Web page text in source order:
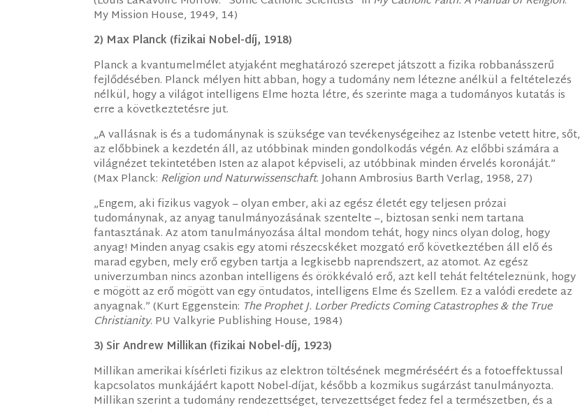
My Mission House, 1949, 14)
2) Max Planck (fizikai Nobel-díj, 1918)
Planck a kvantumelmélet atyjaként meghatározó szerepet játszott a fizika robbanásszerű
fejlődésében. Planck mélyen hitt abban, hogy a tudomány nem létezne anélkül a feltételezés
nélkül, hogy a világot intelligens Elme hozta létre, és szerinte maga a tudományos kutatás is
erre a következtetésre jut.
„A vallásnak is és a tudománynak is szüksége van tevékenységeihez az Istenbe vetett hitre, sőt,
az előbbinek a kezdetén áll, az utóbbinak minden gondolkodás végén. Az előbbi számára a
világnézet tekintetében Isten az alapot képviseli, az utóbbinak minden érvelés koronáját.”
(Max Planck: Religion und Naturwissenschaft. Johann Ambrosius Barth Verlag, 1958, 27)
„Engem, aki fizikus vagyok – olyan ember, aki az egész életét egy teljesen prózai
tudománynak, az anyag tanulmányozásának szentelte –, biztosan senki nem tartana
fantasztának. Az atom tanulmányozása által mondom tehát, hogy nincs olyan dolog, hogy
anyag! Minden anyag csakis egy atomi részecskéket mozgató erő következtében áll elő és
marad egyben, mely erő egyben tartja a legkisebb naprendszert, az atomot. Az egész
univerzumban nincs azonban intelligens és örökkévaló erő, azt kell tehát feltételeznünk, hogy
e mögött az erő mögött van egy öntudatos, intelligens Elme és Szellem. Ez a valódi eredete az
anyagnak.” (Kurt Eggenstein: The Prophet J. Lorber Predicts Coming Catastrophes & the True
Christianity. PU Valkyrie Publishing House, 1984)
3) Sir Andrew Millikan (fizikai Nobel-díj, 1923)
Millikan amerikai kísérleti fizikus az elektron töltésének megméréséért és a fotoeffektussal
kapcsolatos munkájáért kapott Nobel-díjat, később a kozmikus sugárzást tanulmányozta.
Millikan szerint a tudomány rendezettséget, tervezettséget fedez fel a természetben, és a